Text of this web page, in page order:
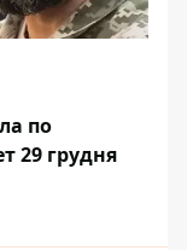
по
29 грудня